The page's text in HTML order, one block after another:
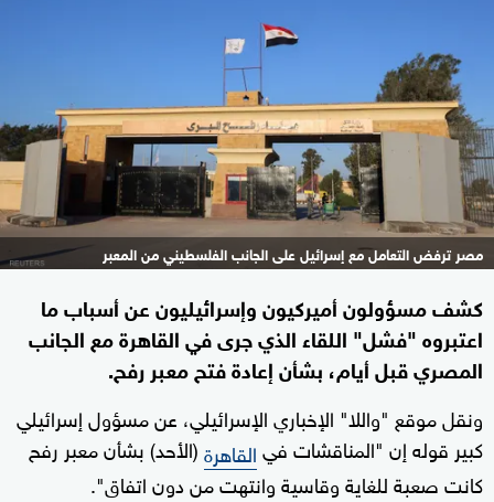
مصر ترفض التعامل مع إسرائيل على الجانب الفلسطيني من المعبر
كشف مسؤولون أميركيون وإسرائيليون عن أسباب ما
اعتبروه "فشل" اللقاء الذي جرى في القاهرة مع الجانب
المصري قبل أيام، بشأن إعادة فتح معبر رفح.
ونقل موقع "واللا" الإخباري الإسرائيلي، عن مسؤول إسرائيلي
كبير قوله إن "المناقشات فيالقاهرة(الأحد) بشأن معبر رفح
كانت صعبة للغاية وقاسية وانتهت من دون اتفاق".